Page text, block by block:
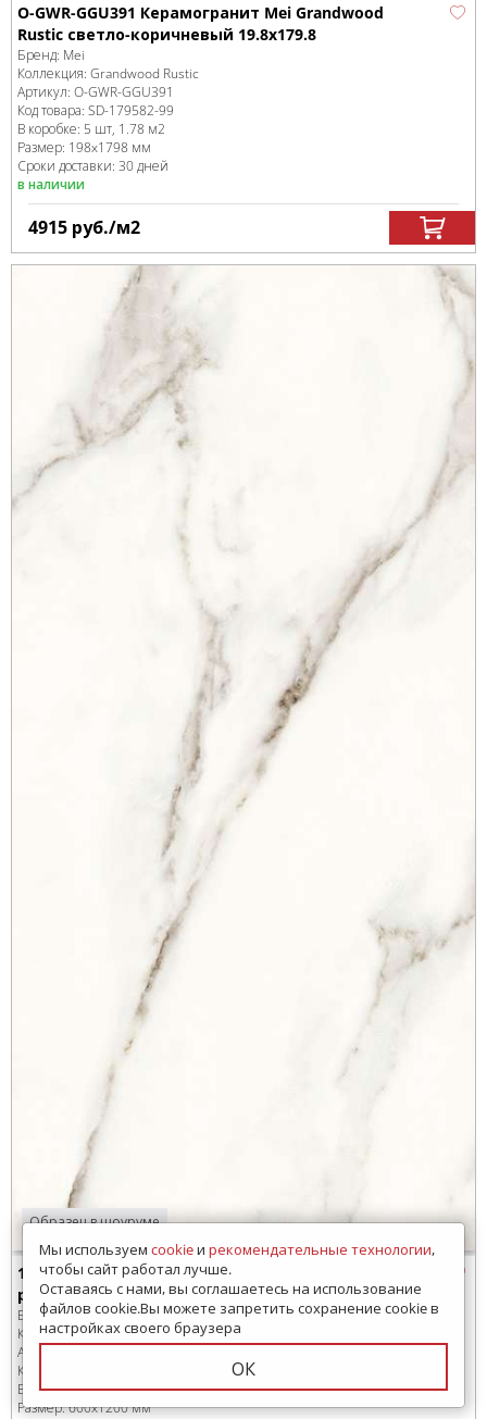
O-GWR-GGU391 Керамогранит Mei Grandwood
Rustic светло-коричневый 19.8x179.8
Бренд: Mei
Коллекция: Grandwood Rustic
Артикул: O-GWR-GGU391
Код товара: SD-179582-99
В коробке: 5 шт, 1.78 м2
Размер: 198x1798 мм
Сроки доставки: 30 дней
в наличии
4915 руб./м2
Образец в шоуруме
17542 Керамогранит Mei Bliss светло-бежевый
ректификат 60x120
Бренд:Mei
Коллекция:Bliss
Артикул:
Код товара:
В коробке:4 шт, 2.88 м2
Размер:600x1200 мм
Мы используем cookieи рекомендательные технологии,
чтобы сайт работал лучше.
Оставаясь с нами, вы соглашаетесь на использование
файлов cookie.Вы можете запретить сохранение cookie в
настройках своего браузера
ОК